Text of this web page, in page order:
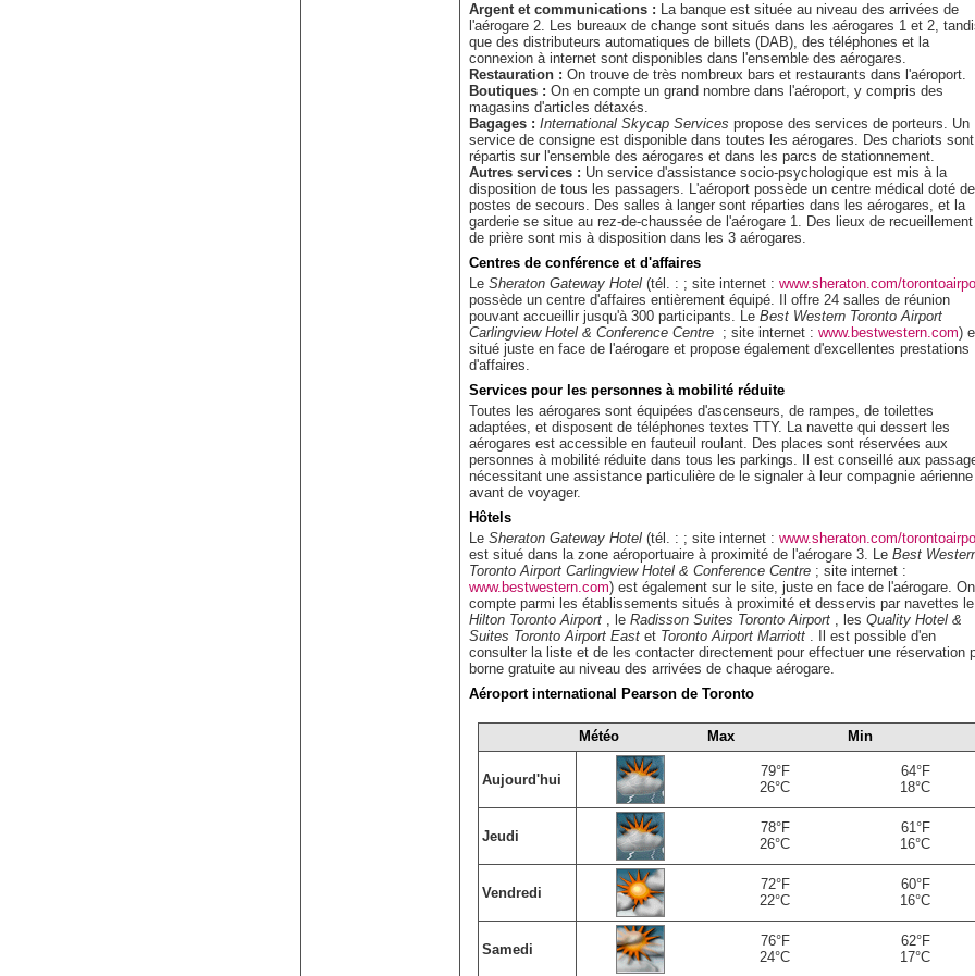
Argent et communications : La banque est située au niveau des arrivées de
l'aérogare 2. Les bureaux de change sont situés dans les aérogares 1 et 2,
que des distributeurs automatiques de billets (DAB), des téléphones et la
connexion à internet sont disponibles dans l'ensemble des aérogares.
Restauration : On trouve de très nombreux bars et restaurants dans l'aéroport.
Boutiques : On en compte un grand nombre dans l'aéroport, y compris des
magasins d'articles détaxés.
Bagages : International Skycap Services propose des services de porteurs. Un
service de consigne est disponible dans toutes les aérogares. Des chariots sont
répartis sur l'ensemble des aérogares et dans les parcs de stationnement.
Autres services : Un service d'assistance socio-psychologique est mis à la
disposition de tous les passagers. L'aéroport possède un centre médical doté de
postes de secours. Des salles à langer sont réparties dans les aérogares, et la
garderie se situe au rez-de-chaussée de l'aérogare 1. Des lieux de
de prière sont mis à disposition dans les 3 aérogares.
Centres de conférence et d'affaires
Le Sheraton Gateway Hotel (tél. : ; site internet : www.sheraton.com/
possède un centre d'affaires entièrement équipé. Il offre 24 salles de réunion
pouvant accueillir jusqu'à 300 participants. Le Best Western Toronto Airport
Carlingview Hotel & Conference Centre ; site internet : www.bestwestern.com)
situé juste en face de l'aérogare et propose également d'excellentes prestations
d'affaires.
Services pour les personnes à mobilité réduite
Toutes les aérogares sont équipées d'ascenseurs, de rampes, de toilettes
adaptées, et disposent de téléphones textes TTY. La navette qui dessert les
aérogares est accessible en fauteuil roulant. Des places sont réservées aux
personnes à mobilité réduite dans tous les parkings. Il est conseillé aux
nécessitant une assistance particulière de le signaler à leur compagnie aérienne
avant de voyager.
Hôtels
Le Sheraton Gateway Hotel (tél. : ; site internet : www.sheraton.com/
est situé dans la zone aéroportuaire à proximité de l'aérogare 3. Le Best
Toronto Airport Carlingview Hotel & Conference Centre ; site internet :
www.bestwestern.com) est également sur le site, juste en face de l'aérogare. On
compte parmi les établissements situés à proximité et desservis par navettes le
Hilton Toronto Airport , le Radisson Suites Toronto Airport , les Quality Hotel &
Suites Toronto Airport East et Toronto Airport Marriott . Il est possible d'en
consulter la liste et de les contacter directement pour effectuer une réservation
borne gratuite au niveau des arrivées de chaque aérogare.
Aéroport international Pearson de Toronto
Météo Max Min
Aujourd'hui
79°F
26°C
64°F
18°C
Jeudi
78°F
26°C
61°F
16°C
Vendredi
72°F
22°C
60°F
16°C
Samedi
76°F
24°C
62°F
17°C